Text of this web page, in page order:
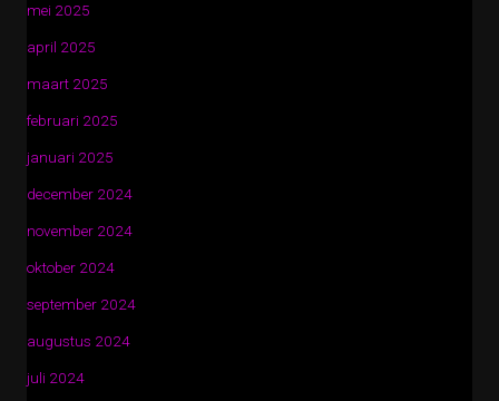
mei 2025
april 2025
maart 2025
februari 2025
januari 2025
december 2024
november 2024
oktober 2024
september 2024
augustus 2024
juli 2024